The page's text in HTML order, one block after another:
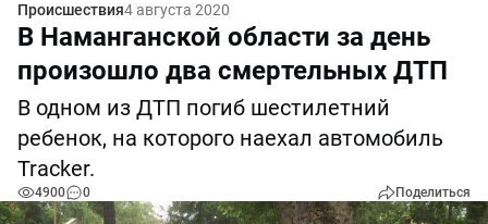
Происшествия4 августа 2020
В Наманганской области за день
произошло два смертельных ДТП
В одном из ДТП погиб шестилетний
ребенок, на которого наехал автомобиль
Tracker.
4900 0 Поделиться